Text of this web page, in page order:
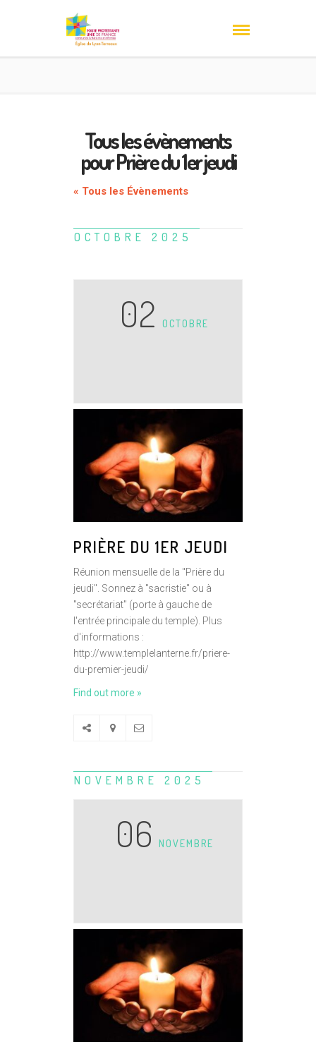
Tous les évènements
pour Prière du 1er jeudi
« Tous les Évènements
OCTOBRE 2025
02 OCTOBRE
PRIÈRE DU 1ER JEUDI
Réunion mensuelle de la "Prière du
jeudi". Sonnez à "sacristie" ou à
"secrétariat" (porte à gauche de
l'entrée principale du temple). Plus
d'informations :
http://www.templelanterne.fr/priere-
du-premier-jeudi/
Find out more »
NOVEMBRE 2025
06 NOVEMBRE